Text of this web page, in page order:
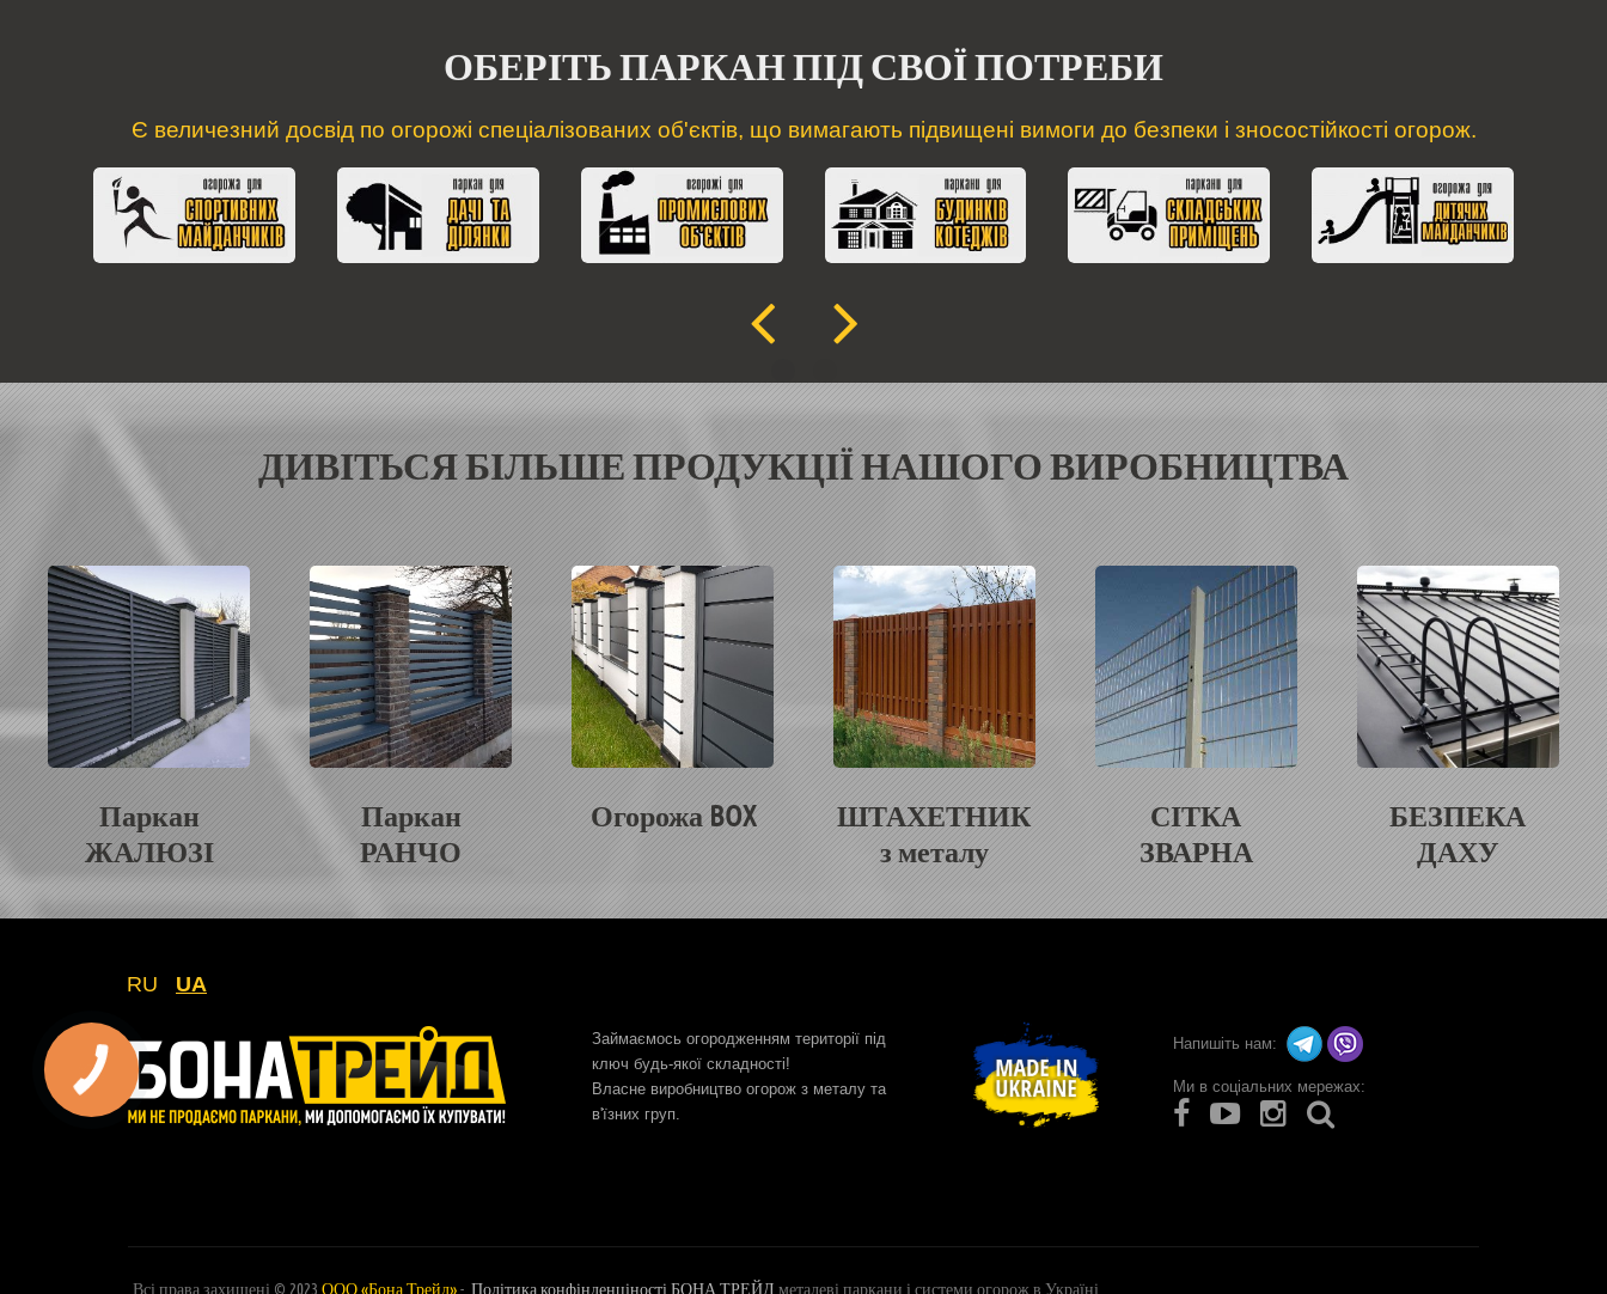
ОБЕРІТЬ ПАРКАН ПІД СВОЇ ПОТРЕБИ
Є величезний досвід по огорожі спеціалізованих об'єктів, що вимагають підвищені вимоги до безпеки і зносостійкості огорож.
ДИВІТЬСЯ БІЛЬШЕ ПРОДУКЦІЇ НАШОГО ВИРОБНИЦТВА
Паркан
ЖАЛЮЗІ
Паркан
РАНЧО
Огорожа BOX
ШТАХЕТНИК
з металу
СІТКА
ЗВАРНА
БЕЗПЕКА
ДАХУ
Займаємось огородженням території під
ключ будь-якої складності!
Власне виробництво огорож з металу та
в'їзних груп.
RU UA
Напишіть нам:
Ми в соціальних мережах:
Всі права захищені © 2023 ООО «Бона Трейд»- Політика конфінденціності БОНА ТРЕЙД металеві паркани і системи огорож в Україні